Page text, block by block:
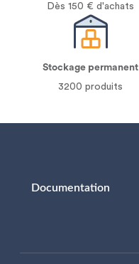
Dès 150 € d'achats
Stockage permanent
3200 produits
Documentation